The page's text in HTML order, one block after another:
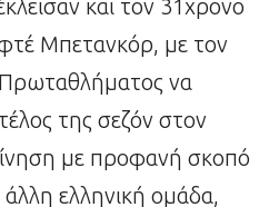
και τον 31χρονο
Μπετανκόρ, με τον
να
της σεζόν στον
με προφανή σκοπό
ελληνική ομάδα,